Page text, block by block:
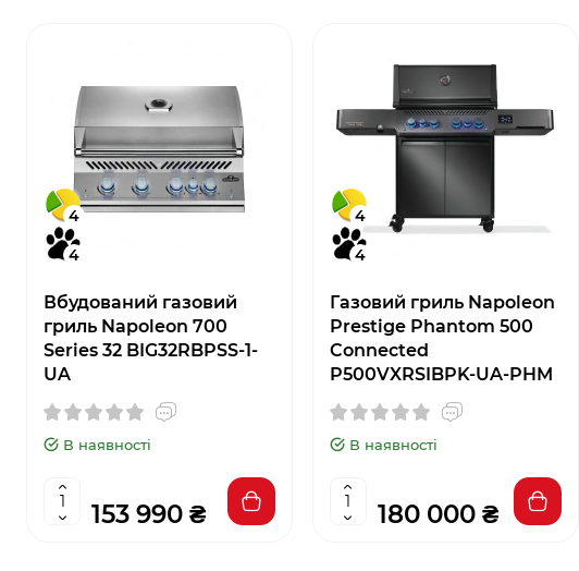
4
4
Вбудований газовий
гриль Napoleon 700
Series 32 BIG32RBPSS-1-
UA
В наявності
153 990 ₴
4
4
Газовий гриль Napoleon
Prestige Phantom 500
Connected
P500VXRSIBPK-UA-PHM
В наявності
180 000 ₴